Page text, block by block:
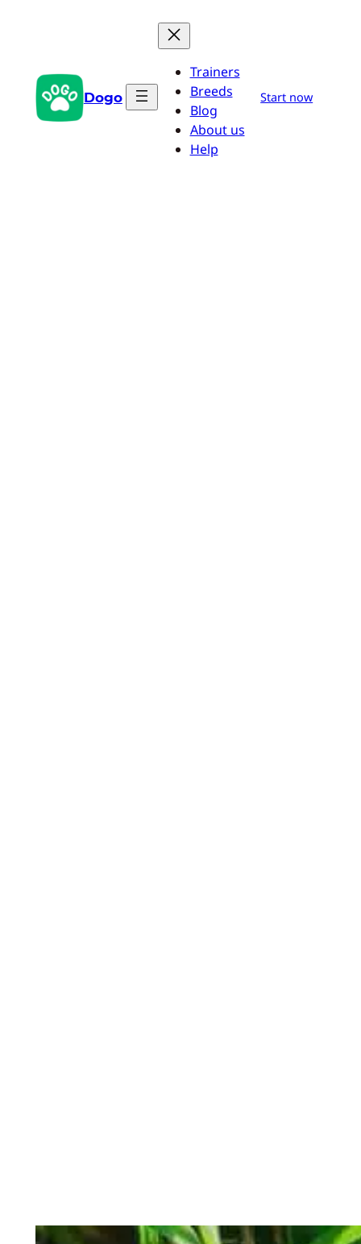
Dogo
Trainers
Breeds
Blog
About us
Help
Start now